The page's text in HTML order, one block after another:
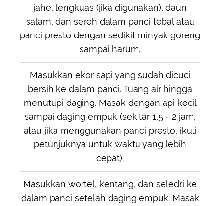
jahe, lengkuas (jika digunakan), daun
salam, dan sereh dalam panci tebal atau
panci presto dengan sedikit minyak goreng
sampai harum.
Masukkan ekor sapi yang sudah dicuci
bersih ke dalam panci. Tuang air hingga
menutupi daging. Masak dengan api kecil
sampai daging empuk (sekitar 1,5 - 2 jam,
atau jika menggunakan panci presto, ikuti
petunjuknya untuk waktu yang lebih
cepat).
Masukkan wortel, kentang, dan seledri ke
dalam panci setelah daging empuk. Masak